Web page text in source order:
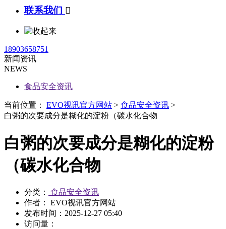
联系我们 
18903658751
新闻资讯
NEWS
食品安全资讯
当前位置： EVO视讯官方网站 > 食品安全资讯 >
白粥的次要成分是糊化的淀粉（碳水化合物
白粥的次要成分是糊化的淀粉
（碳水化合物
分类：
食品安全资讯
作者： EVO视讯官方网站
发布时间： 2025-12-27 05:40
访问量：